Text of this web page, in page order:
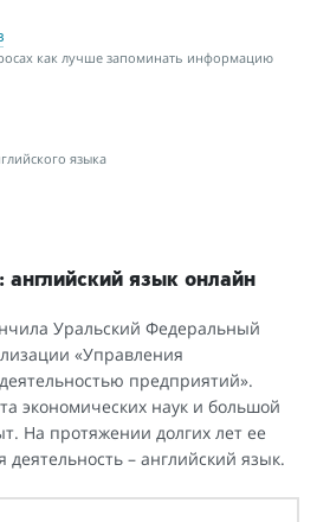
как лучше запоминать информацию
языка
язык онлайн
Уральский Федеральный
«Управления
предприятий».
экономических наук и большой
На протяжении долгих лет ее
деятельность – английский язык.